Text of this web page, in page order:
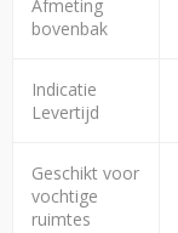
Afmeting
bovenbak
Indicatie
Levertijd
Geschikt voor
vochtige
ruimtes